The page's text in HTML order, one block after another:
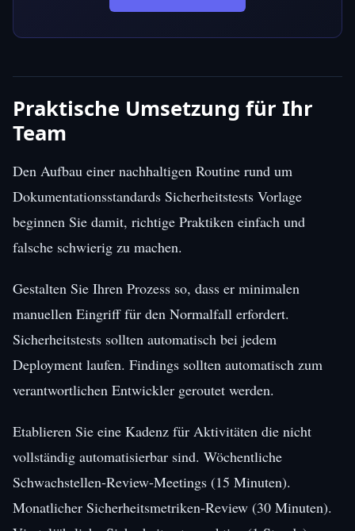
Praktische Umsetzung für Ihr
Team
Den Aufbau einer nachhaltigen Routine rund um
Dokumentationsstandards Sicherheitstests Vorlage
beginnen Sie damit, richtige Praktiken einfach und
falsche schwierig zu machen.
Gestalten Sie Ihren Prozess so, dass er minimalen
manuellen Eingriff für den Normalfall erfordert.
Sicherheitstests sollten automatisch bei jedem
Deployment laufen. Findings sollten automatisch zum
verantwortlichen Entwickler geroutet werden.
Etablieren Sie eine Kadenz für Aktivitäten die nicht
vollständig automatisierbar sind. Wöchentliche
Schwachstellen-Review-Meetings (15 Minuten).
Monatlicher Sicherheitsmetriken-Review (30 Minuten).